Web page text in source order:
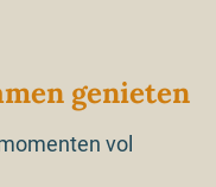
genieten
vol